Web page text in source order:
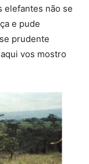
elefantes não se
e pude
prudente
vos mostro